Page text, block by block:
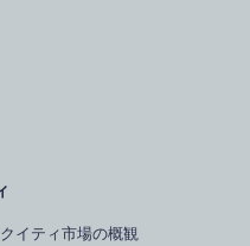
イティ市場の概観